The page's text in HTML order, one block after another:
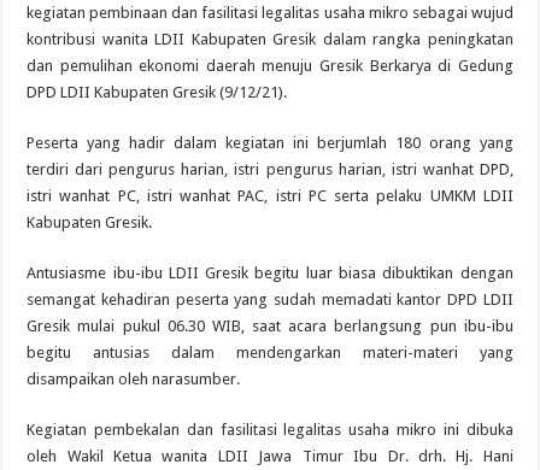
kegiatan pembinaan dan fasilitasi legalitas usaha mikro sebagai wujud
kontribusi wanita LDII Kabupaten Gresik dalam rangka peningkatan
dan pemulihan ekonomi daerah menuju Gresik Berkarya di Gedung
DPD LDII Kabupaten Gresik (9/12/21).
Peserta yang hadir dalam kegiatan ini berjumlah 180 orang yang
terdiri dari pengurus harian, istri pengurus harian, istri wanhat DPD,
istri wanhat PC, istri wanhat PAC, istri PC serta pelaku UMKM LDII
Kabupaten Gresik.
Antusiasme ibu-ibu LDII Gresik begitu luar biasa dibuktikan dengan
semangat kehadiran peserta yang sudah memadati kantor DPD LDII
Gresik mulai pukul 06.30 WIB, saat acara berlangsung pun ibu-ibu
begitu antusias dalam mendengarkan materi-materi yang
disampaikan oleh narasumber.
Kegiatan pembekalan dan fasilitasi legalitas usaha mikro ini dibuka
oleh Wakil Ketua wanita LDII Jawa Timur Ibu Dr. drh. Hj. Hani